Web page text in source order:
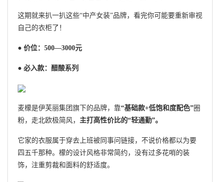
这期就来扒一扒这些“中产女装”品牌，看完你可能要重新审视
自己的衣柜了！
● 价位：500—3000元
● 必入款：醋酸系列
麦檬是伊芙丽集团旗下的品牌，靠“基础款+低饱和度配色”圈
粉，走北欧极简风， 主打高性价比的“轻通勤”。
它家的衣服属于穿去上班被同事问链接，不说价格都以为要
四五千那种。檬的设计风格非常简约，没有过多花哨的装
饰，注重剪裁和面料的舒适度。